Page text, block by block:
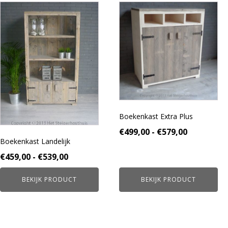
Boekenkast Landelijk
€459,00 - €539,00Prijsklasse:
€459,00
tot
€539,00
BEKIJK PRODUCT
product
meerdere
variaties.
Deze
optie
kan
gekozen
worden
productpagina
Boekenkast Extra Plus
€499,00 - €579,00
€579,00
BEKIJK PRODUCT
product
heeft
meerdere
variaties.
Deze
optie
kan
gekozen
op
de